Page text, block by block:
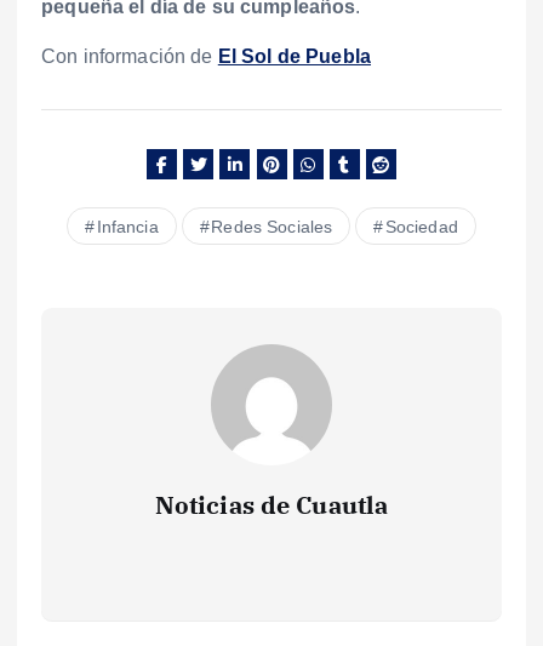
pequeña el día de su cumpleaños.
Con información de El Sol de Puebla
Infancia Redes Sociales Sociedad
Noticias de Cuautla